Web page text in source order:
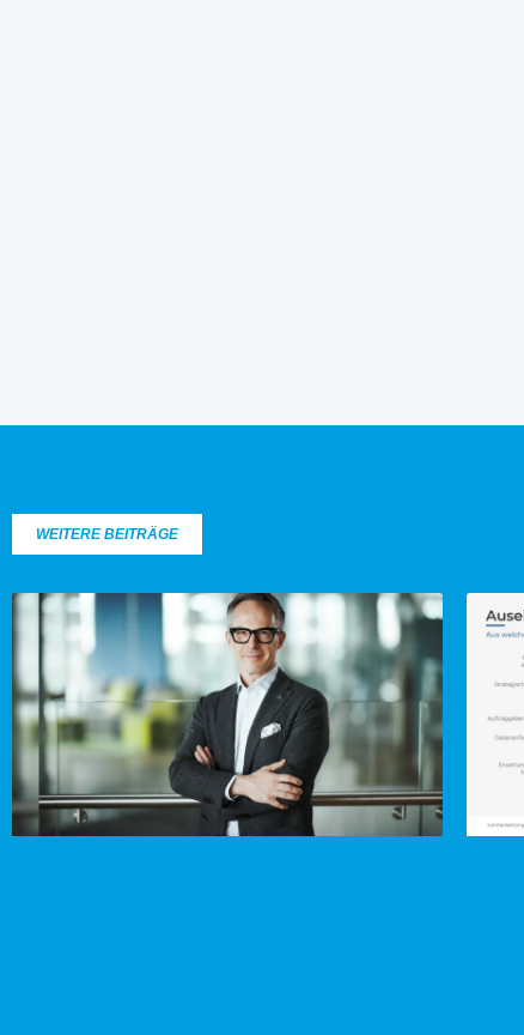
WEITERE BEITRÄGE